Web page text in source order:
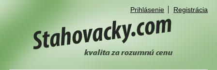
Prihlásenie Registrácia